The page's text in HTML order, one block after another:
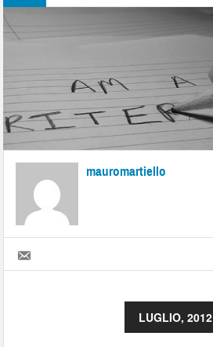
mauromartiello
LUGLIO, 2012